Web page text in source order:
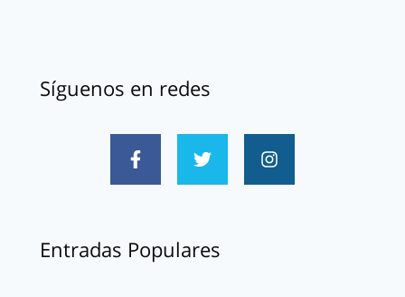
Síguenos en redes
Entradas Populares